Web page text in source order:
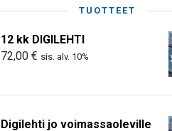
TUOTTEET
12 kk DIGILEHTI
72,00 € sis. alv. 10%
Digilehti jo voimassaoleville